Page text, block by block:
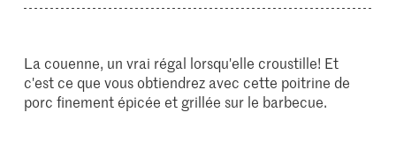
La couenne, un vrai régal lorsqu'elle croustille! Et
c'est ce que vous obtiendrez avec cette poitrine de
porc finement épicée et grillée sur le barbecue.